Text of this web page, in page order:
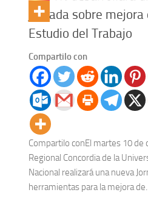
jornada sobre
Estudio del Trabajo
Compartilo con
Compartilo conEl martes 10 de
Regional Concordia de la
Nacional realizará una nueva
herramientas para la mejora